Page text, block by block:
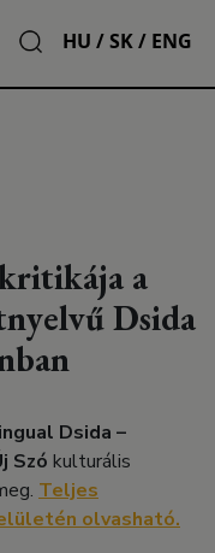
HU /SK/ ENG
a
Dsida
Dsida –
Szó kulturális
Teljes
olvasható.